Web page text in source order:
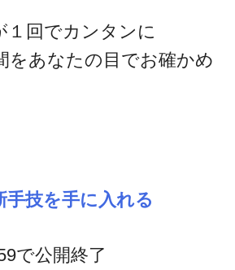
１回でカンタンに
をあなたの目でお確かめ
手技を手に入れる
で公開終了